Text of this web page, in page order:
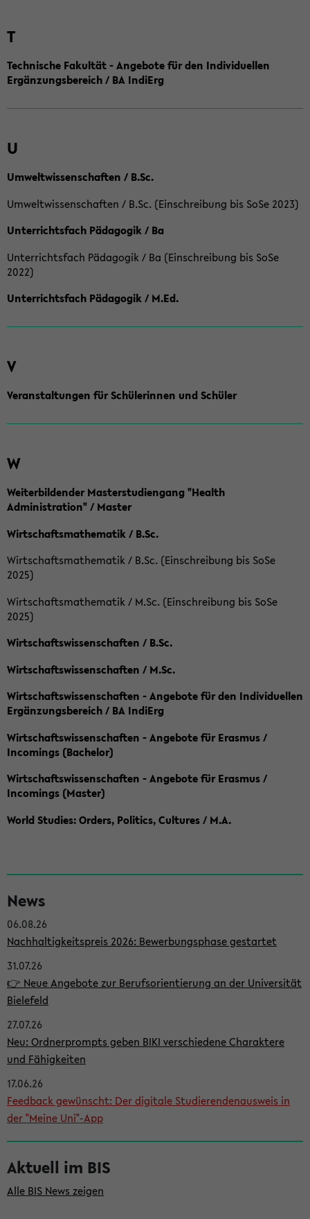
T
Technische Fakultät - Angebote für den Individuellen
Ergänzungsbereich / BA IndiErg
U
Umweltwissenschaften / B.Sc.
Umweltwissenschaften / B.Sc. (Einschreibung bis SoSe 2023)
Unterrichtsfach Pädagogik / Ba
Unterrichtsfach Pädagogik / Ba (Einschreibung bis SoSe
2022)
Unterrichtsfach Pädagogik / M.Ed.
V
Veranstaltungen für Schülerinnen und Schüler
W
Weiterbildender Masterstudiengang "Health
Administration" / Master
Wirtschaftsmathematik / B.Sc.
Wirtschaftsmathematik / B.Sc. (Einschreibung bis SoSe
2025)
Wirtschaftsmathematik / M.Sc. (Einschreibung bis SoSe
2025)
Wirtschaftswissenschaften / B.Sc.
Wirtschaftswissenschaften / M.Sc.
Wirtschaftswissenschaften - Angebote für den Individuellen
Ergänzungsbereich / BA IndiErg
Wirtschaftswissenschaften - Angebote für Erasmus /
Incomings (Bachelor)
Wirtschaftswissenschaften - Angebote für Erasmus /
Incomings (Master)
World Studies: Orders, Politics, Cultures / M.A.
e
i
t
e
n
l
e
i
s
t
e
News
06.08.26
Nachhaltigkeitspreis 2026: Bewerbungsphase gestartet
31.07.26
👉 Neue Angebote zur Berufsorientierung an der Universität
Bielefeld
27.07.26
Neu: Ordnerprompts geben BIKI verschiedene Charaktere
und Fähigkeiten
17.06.26
Feedback gewünscht: Der digitale Studierendenausweis in
der "Meine Uni"-App
Aktuell im BIS
Alle BIS News zeigen